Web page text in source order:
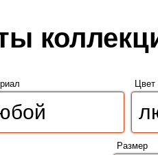
Цвет
Размер